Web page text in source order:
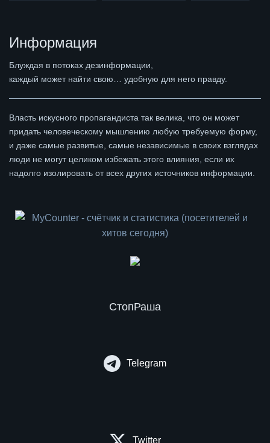
Информация
Блуждая в потоках дезинформации,
каждый может найти свою… удобную для него правду.
Власть искусного пропагандиста так велика, что он может
придать человеческому мышлению любую требуемую форму,
и даже самые развитые, самые независимые в своих взглядах
люди не могут целиком избежать этого влияния, если их
надолго изолировать от всех других источников информации.
СтопРаша
Telegram
Twitter